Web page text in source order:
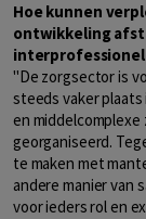
Hoe kunnen
ontwikkeling
"De zorgsector is
steeds vaker
en
georganiseerd.
te maken met
andere manier van
voor ieders rol en